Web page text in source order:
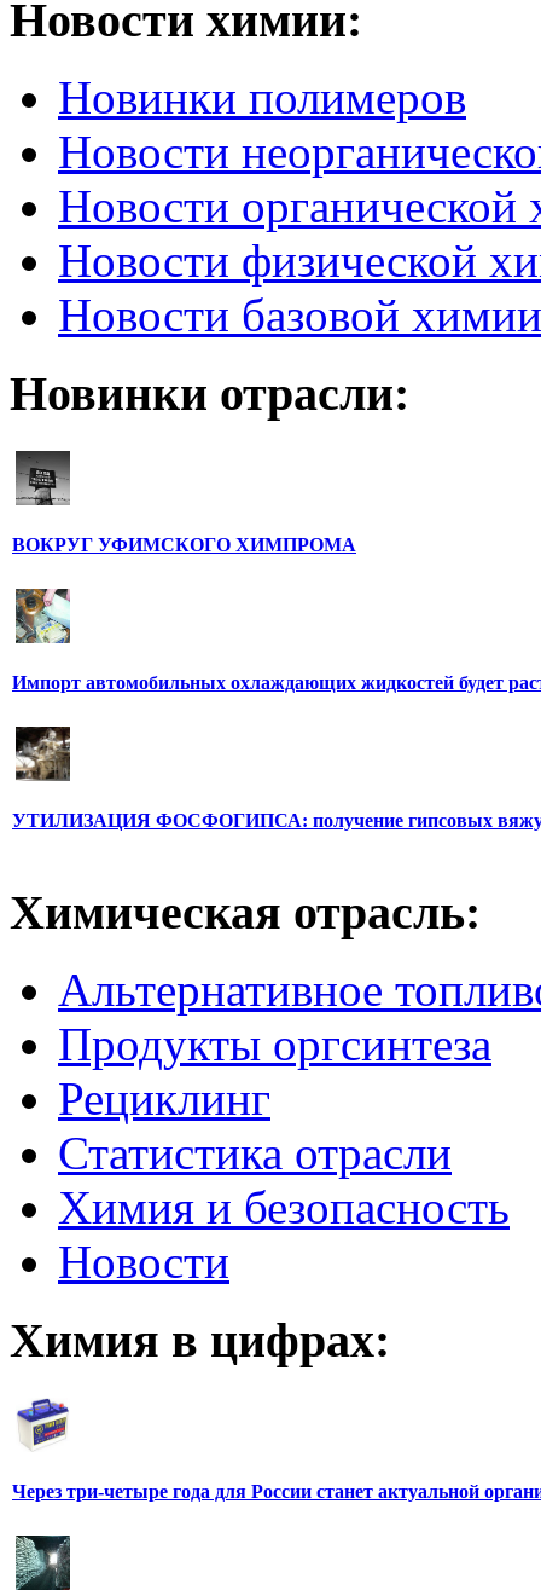
Новости химии:
Новинки полимеров
Новости
Новости органической
Новости физической
Новости базовой химии
Новинки отрасли:
ВОКРУГ УФИМСКОГО ХИМПРОМА
Импорт автомобильных охлаждающих жидкостей будет
УТИЛИЗАЦИЯ ФОСФОГИПСА: получение гипсовых
Химическая отрасль:
Альтернативное
Продукты оргсинтеза
Рециклинг
Статистика отрасли
Химия и безопасность
Новости
Химия в цифрах:
Через три-четыре года для России станет актуальной